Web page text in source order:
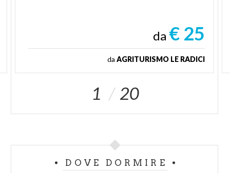
da € 25
da AGRITURISMO LE RADICI
1 20
DOVE DORMIRE